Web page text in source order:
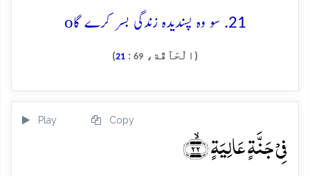
21. سو وہ پسندیدہ زندگی بسر کرے گا o
(الْحَآقَّة، 69
:
21
)
Play Copy
فِیۡ جَنَّۃٍ عَالِیَۃٍ ﴿ۙ۲۲﴾